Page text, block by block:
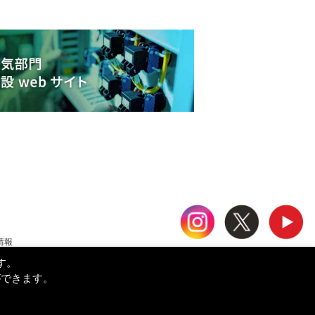
報
KOS21 COMPANY LIMITED All Rights Reserved.
きます。